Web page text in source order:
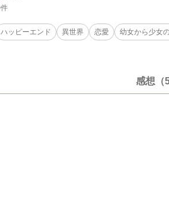
ハッピーエンド 異世界 恋愛 幼女から少女
感想（5